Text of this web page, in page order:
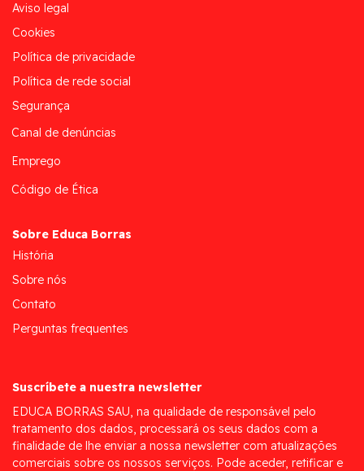
Aviso legal
Cookies
Política de privacidade
Política de rede social
Segurança
Canal de denúncias
Emprego
Código de Ética
Sobre Educa Borras
História
Sobre nós
Contato
Perguntas frequentes
Suscríbete a nuestra newsletter
EDUCA BORRAS SAU, na qualidade de responsável pelo
tratamento dos dados, processará os seus dados com a
finalidade de lhe enviar a nossa newsletter com atualizações
comerciais sobre os nossos serviços. Pode aceder, retificar e